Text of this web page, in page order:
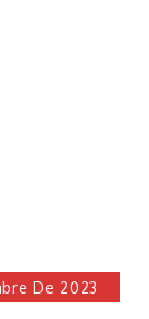
De 2023